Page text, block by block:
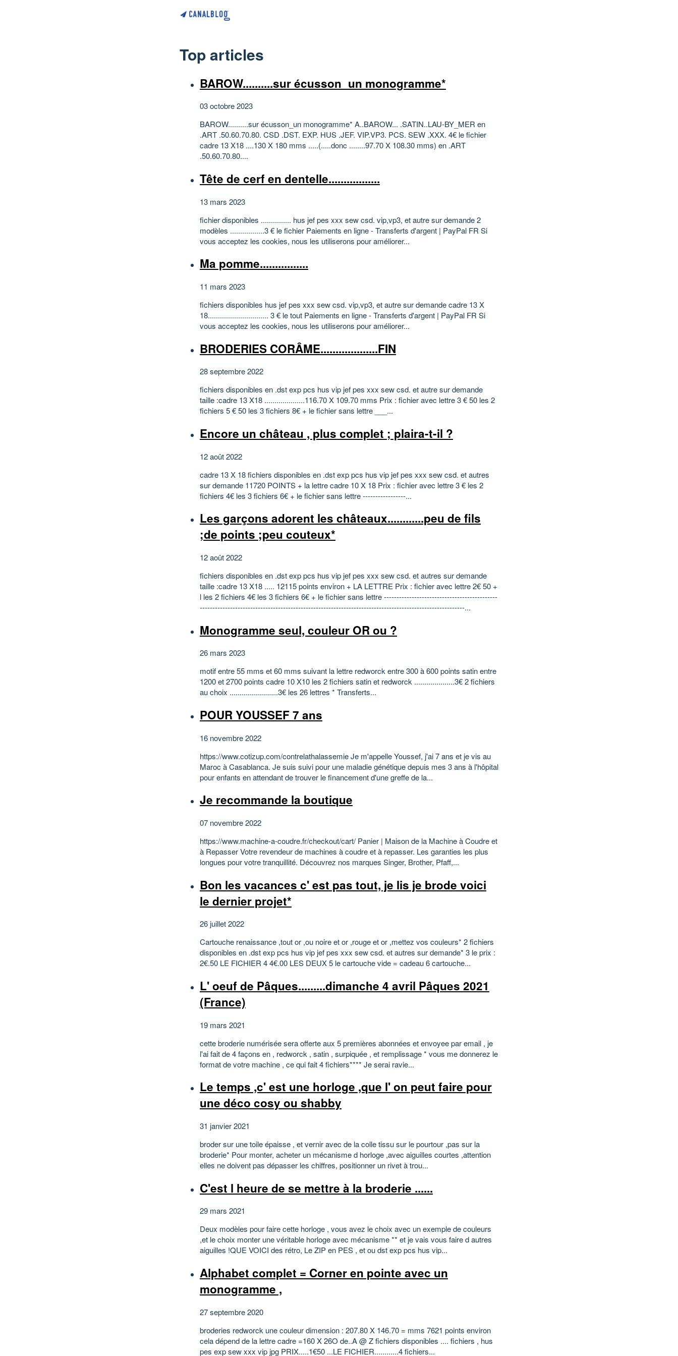
Top articles
BAROW..........sur écusson_un monogramme*
03 octobre 2023
BAROW..........sur écusson_un monogramme* A..BAROW... .SATIN..LAU-BY_MER en
.ART .50.60.70.80. CSD .DST. EXP. HUS .JEF. VIP.VP3. PCS. SEW .XXX. 4€ le fichier
cadre 13 X18 ....130 X 180 mms .....(.....donc ........97.70 X 108.30 mms) en .ART
.50.60.70.80....
Tête de cerf en dentelle.................
13 mars 2023
fichier disponibles ............... hus jef pes xxx sew csd. vip,vp3, et autre sur demande 2
modèles .................3 € le fichier Paiements en ligne - Transferts d'argent | PayPal FR Si
vous acceptez les cookies, nous les utiliserons pour améliorer...
Ma pomme................
11 mars 2023
fichiers disponibles hus jef pes xxx sew csd. vip,vp3, et autre sur demande cadre 13 X
18.............................. 3 € le tout Paiements en ligne - Transferts d'argent | PayPal FR Si
vous acceptez les cookies, nous les utiliserons pour améliorer...
BRODERIES CORÂME...................FIN
28 septembre 2022
fichiers disponibles en .dst exp pcs hus vip jef pes xxx sew csd. et autre sur demande
taille :cadre 13 X18 ....................116.70 X 109.70 mms Prix : fichier avec lettre 3 € 50 les 2
fichiers 5 € 50 les 3 fichiers 8€ + le fichier sans lettre ___...
Encore un château , plus complet ; plaira-t-il ?
12 août 2022
cadre 13 X 18 fichiers disponibles en .dst exp pcs hus vip jef pes xxx sew csd. et autres
sur demande 11720 POINTS + la lettre cadre 10 X 18 Prix : fichier avec lettre 3 € les 2
fichiers 4€ les 3 fichiers 6€ + le fichier sans lettre -----------------...
Les garçons adorent les châteaux............peu de fils
;de points ;peu couteux*
12 août 2022
fichiers disponibles en .dst exp pcs hus vip jef pes xxx sew csd. et autres sur demande
taille :cadre 13 X18 ..... 12115 points environ + LA LETTRE Prix : fichier avec lettre 2€ 50 +
l les 2 fichiers 4€ les 3 fichiers 6€ + le fichier sans lettre ---------------------------------------------
---------------------------------------------------------------------------------------------------------...
Monogramme seul, couleur OR ou ?
26 mars 2023
motif entre 55 mms et 60 mms suivant la lettre redworck entre 300 à 600 points satin entre
1200 et 2700 points cadre 10 X10 les 2 fichiers satin et redworck ....................3€ 2 fichiers
au choix ........................3€ les 26 lettres * Transferts...
POUR YOUSSEF 7 ans
16 novembre 2022
https://www.cotizup.com/contrelathalassemie Je m'appelle Youssef, j'ai 7 ans et je vis au
Maroc à Casablanca. Je suis suivi pour une maladie génétique depuis mes 3 ans à l'hôpital
pour enfants en attendant de trouver le financement d'une greffe de la...
Je recommande la boutique
07 novembre 2022
https://www.machine-a-coudre.fr/checkout/cart/ Panier | Maison de la Machine à Coudre et
à Repasser Votre revendeur de machines à coudre et à repasser. Les garanties les plus
longues pour votre tranquillité. Découvrez nos marques Singer, Brother, Pfaff,...
Bon les vacances c' est pas tout, je lis je brode voici
le dernier projet*
26 juillet 2022
Cartouche renaissance ,tout or ,ou noire et or ,rouge et or ,mettez vos couleurs* 2 fichiers
disponibles en .dst exp pcs hus vip jef pes xxx sew csd. et autres sur demande* 3 le prix :
2€.50 LE FICHIER 4 4€.00 LES DEUX 5 le cartouche vide = cadeau 6 cartouche...
L' oeuf de Pâques.........dimanche 4 avril Pâques 2021
(France)
19 mars 2021
cette broderie numérisée sera offerte aux 5 premières abonnées et envoyee par email , je
l'ai fait de 4 façons en , redworck , satin , surpiquée , et remplissage * vous me donnerez le
format de votre machine , ce qui fait 4 fichiers**** Je serai ravie...
Le temps ,c' est une horloge ,que l' on peut faire pour
une déco cosy ou shabby
31 janvier 2021
broder sur une toile épaisse , et vernir avec de la colle tissu sur le pourtour ,pas sur la
broderie* Pour monter, acheter un mécanisme d horloge ,avec aiguilles courtes ,attention
elles ne doivent pas dépasser les chiffres, positionner un rivet à trou...
C'est l heure de se mettre à la broderie ......
29 mars 2021
Deux modèles pour faire cette horloge , vous avez le choix avec un exemple de couleurs
,et le choix monter une véritable horloge avec mécanisme ** et je vais vous faire d autres
aiguilles !QUE VOICI des rétro, Le ZIP en PES , et ou dst exp pcs hus vip...
Alphabet complet = Corner en pointe avec un
monogramme ,
27 septembre 2020
broderies redworck une couleur dimension : 207.80 X 146.70 = mms 7621 points environ
cela dépend de la lettre cadre =160 X 26O de..A @ Z fichiers disponibles .... fichiers , hus
pes exp sew xxx vip jpg PRIX.....1€50 ...LE FICHIER............4 fichiers...